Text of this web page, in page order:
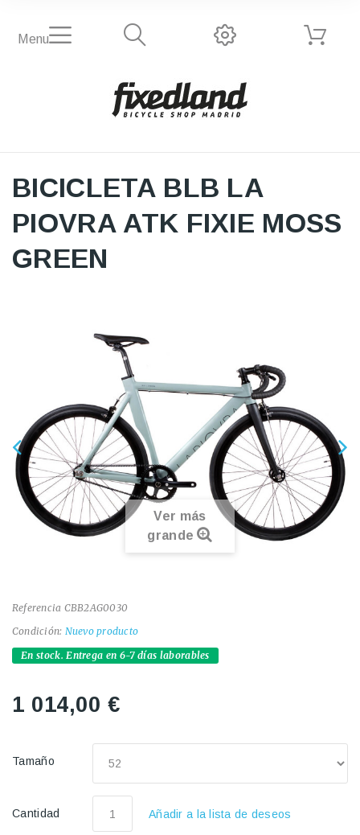
Menu
BICICLETA BLB LA
PIOVRA ATK FIXIE MOSS
GREEN
Ver más
grande
Referencia CBB2AG0030
Condición: Nuevo producto
En stock. Entrega en 6-7 días laborables
1 014,00 €
Tamaño
Cantidad Añadir a la lista de deseos